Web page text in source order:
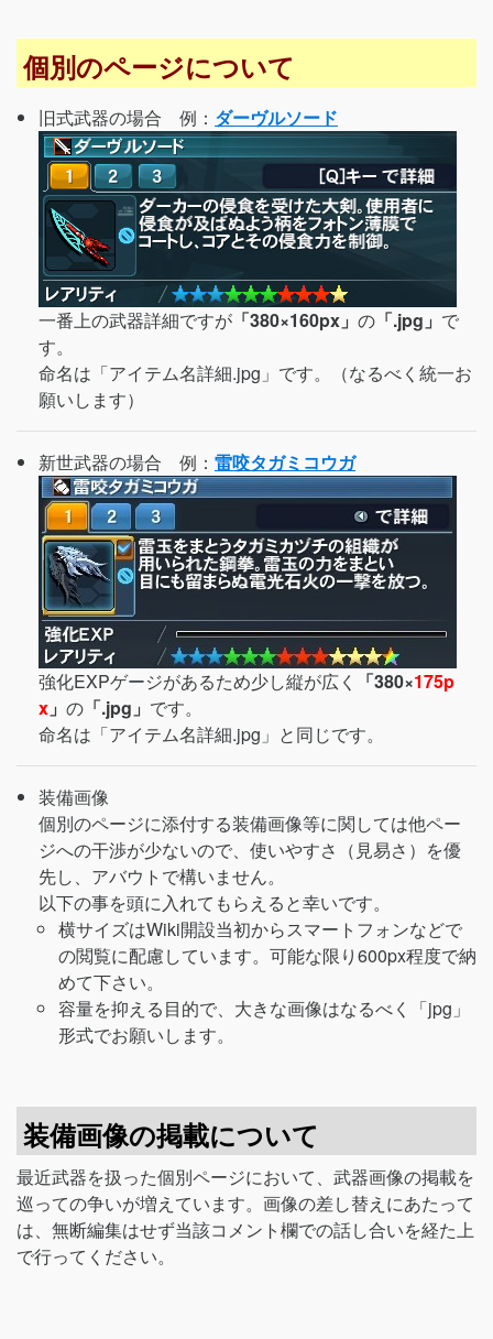
個別のページについて
旧式武器の場合 例： ダーヴルソード
一番上の武器詳細ですが 「380×160px」 の 「.jpg」 で
す。
命名は「アイテム名詳細.jpg」です。（なるべく統一お
願いします）
新世武器の場合 例： 雷咬タガミコウガ
強化EXPゲージがあるため少し縦が広く 「380×175p
x 」 の 「.jpg」 です。
命名は「アイテム名詳細.jpg」と同じです。
装備画像
個別のページに添付する装備画像等に関しては他ペー
ジへの干渉が少ないので、使いやすさ（見易さ）を優
先し、アバウトで構いません。
以下の事を頭に入れてもらえると幸いです。
横サイズはWiki開設当初からスマートフォンなどで
の閲覧に配慮しています。可能な限り600px程度で納
めて下さい。
容量を抑える目的で、大きな画像はなるべく「jpg」
形式でお願いします。
装備画像の掲載について
最近武器を扱った個別ページにおいて、武器画像の掲載を
巡っての争いが増えています。画像の差し替えにあたって
は、無断編集はせず当該コメント欄での話し合いを経た上
で行ってください。